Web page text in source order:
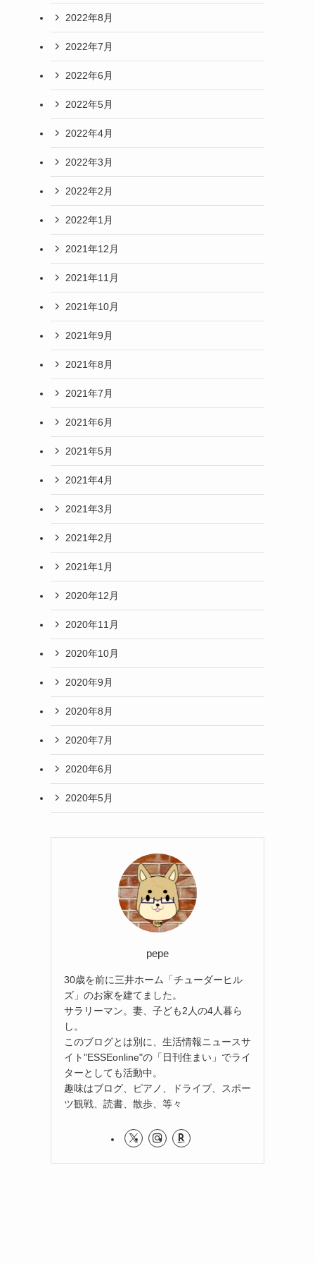
2022年8月
2022年7月
2022年6月
2022年5月
2022年4月
2022年3月
2022年2月
2022年1月
2021年12月
2021年11月
2021年10月
2021年9月
2021年8月
2021年7月
2021年6月
2021年5月
2021年4月
2021年3月
2021年2月
2021年1月
2020年12月
2020年11月
2020年10月
2020年9月
2020年8月
2020年7月
2020年6月
2020年5月
pepe
30歳を前に三井ホーム「チューダーヒル
ズ」のお家を建てました。
サラリーマン。妻、子ども2人の4人暮ら
し。
このブログとは別に、生活情報ニュースサ
イト"ESSEonline"の「日刊住まい」でライ
ターとしても活動中。
趣味はブログ、ピアノ、ドライブ、スポー
ツ観戦、読書、散歩、等々